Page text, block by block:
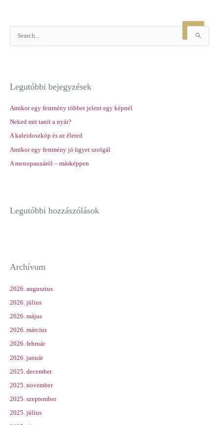
c
f
o
r
:
Legutóbbi bejegyzések
Amikor egy festmény többet jelent egy képnél
Neked mit tanít a nyár?
A kaleidoszkóp és az életed
Amikor egy festmény jó ügyet szolgál
A menopauzáról – másképpen
Legutóbbi hozzászólások
Archívum
2026. augusztus
2026. július
2026. május
2026. március
2026. február
2026. január
2025. december
2025. november
2025. szeptember
2025. július